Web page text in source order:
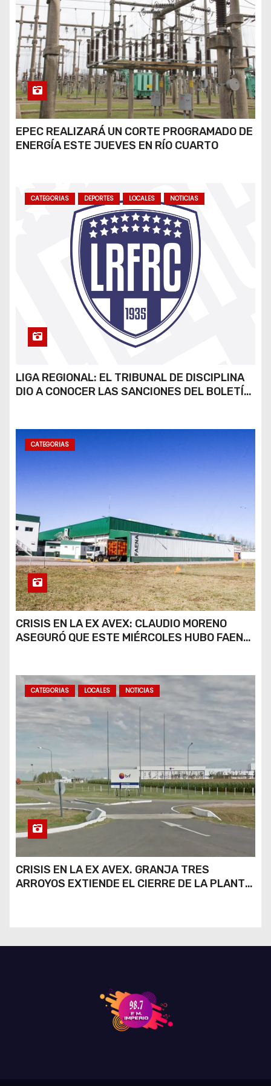
EPEC REALIZARÁ UN CORTE PROGRAMADO DE
ENERGÍA ESTE JUEVES EN RÍO CUARTO
CATEGORIAS DEPORTES LOCALES NOTICIAS
LIGA REGIONAL: EL TRIBUNAL DE DISCIPLINA
DIO A CONOCER LAS SANCIONES DEL BOLETÍN
CATEGORIAS
CRISIS EN LA EX AVEX: CLAUDIO MORENO
ASEGURÓ QUE ESTE MIÉRCOLES HUBO FAENA
CATEGORIAS LOCALES NOTICIAS
CRISIS EN LA EX AVEX. GRANJA TRES
ARROYOS EXTIENDE EL CIERRE DE LA PLANTA